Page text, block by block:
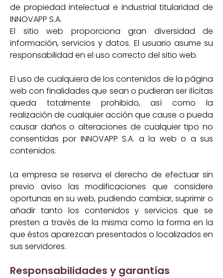
de propiedad intelectual e industrial titularidad de
INNOVAPP S.A.
El sitio web proporciona gran diversidad de
información, servicios y datos. El usuario asume su
responsabilidad en el uso correcto del sitio web.
El uso de cualquiera de los contenidos de la página
web con finalidades que sean o pudieran ser ilícitas
queda totalmente prohibido, así como la
realización de cualquier acción que cause o pueda
causar daños o alteraciones de cualquier tipo no
consentidas por INNOVAPP S.A. a la web o a sus
contenidos.
La empresa se reserva el derecho de efectuar sin
previo aviso las modificaciones que considere
oportunas en su web, pudiendo cambiar, suprimir o
añadir tanto los contenidos y servicios que se
presten a través de la misma como la forma en la
que éstos aparezcan presentados o localizados en
sus servidores.
Responsabilidades y garantías